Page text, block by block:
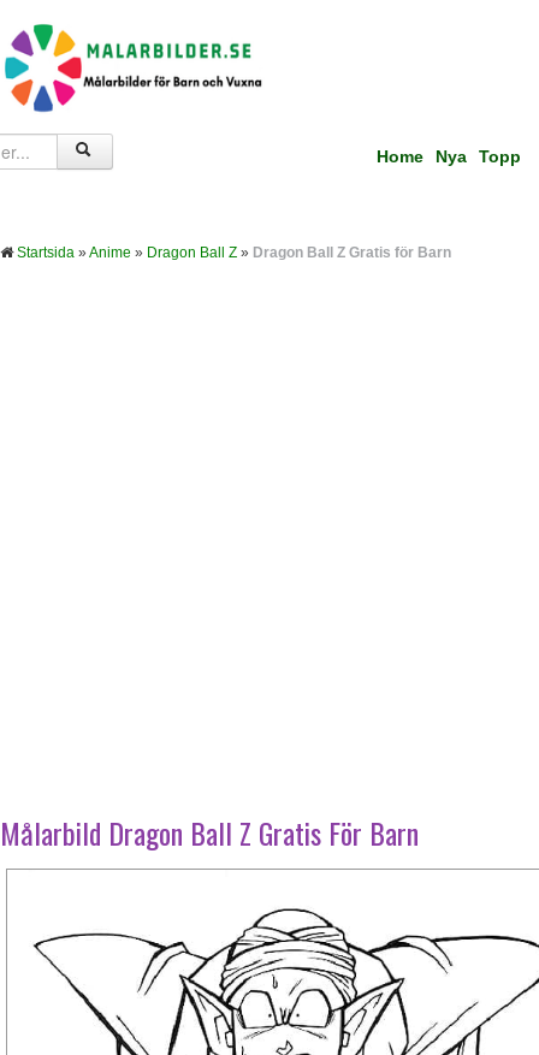
Home Nya Topp
Startsida »Anime » Dragon Ball Z » Dragon Ball Z Gratis för Barn
Målarbild Dragon Ball Z Gratis För Barn